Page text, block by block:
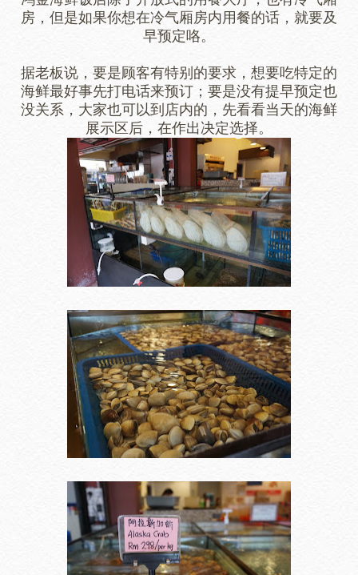
房，但是如果你想在冷气厢房内用餐的话，就要及
早预定咯。
据老板说，要是顾客有特别的要求，想要吃特定的
海鲜最好事先打电话来预订； 要是没有提早预定也
没关系，大家也可以到店内的，先看看当天的海鲜
展示区后，在作出决定选择。